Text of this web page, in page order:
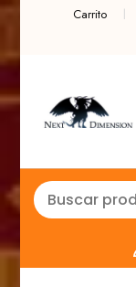
Carrito